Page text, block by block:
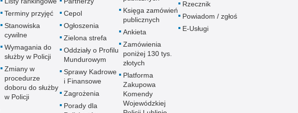
Terminy przyjęć
Stanowiska
cywilne
Wymagania do
służby w Policji
Zmiany w
procedurze
doboru do służby
w Policji
Cepol
Ogłoszenia
Zielona strefa
Oddziały o Profilu
Mundurowym
Sprawy Kadrowe
i Finansowe
Zagrożenia
Porady dla
Księga zamówień
publicznych
Ankieta
Zamówienia
poniżej 130 tys.
złotych
Platforma
Zakupowa
Komendy
Wojewódzkiej
Rzecznik
Powiadom / zgłoś
E-Usługi